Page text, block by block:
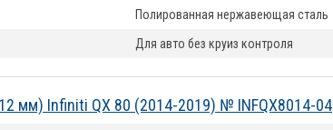
Полированная нержавеющая сталь
Для авто без круиз контроля
мм) Infiniti QX 80 (2014-2019) № INFQX8014-04